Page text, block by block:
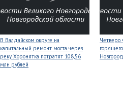
В Валдайском округе на
капитальный ремонт моста через
реку Хоронятка потратят 108,56
млн рублей
Четверо